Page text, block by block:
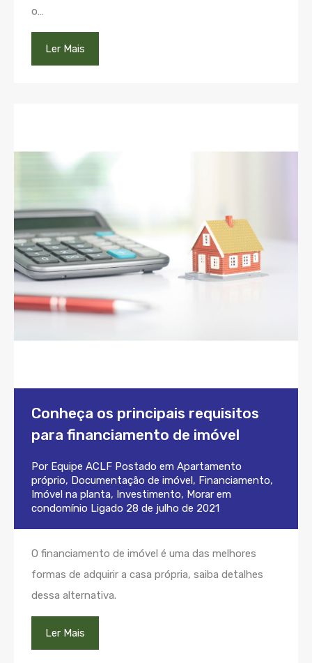
o…
Ler Mais
Conheça os principais requisitos
para financiamento de imóvel
Por Equipe ACLF Postado em Apartamento
próprio, Documentação de imóvel, Financiamento,
Imóvel na planta, Investimento, Morar em
condomínio Ligado 28 de julho de 2021
O financiamento de imóvel é uma das melhores
formas de adquirir a casa própria, saiba detalhes
dessa alternativa.
Ler Mais